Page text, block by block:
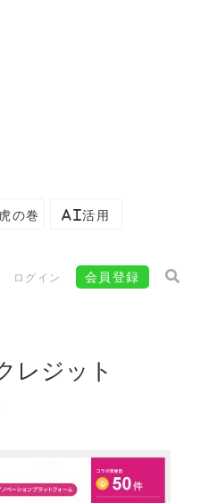
の巻 AI活用
ログイン 会員登録
レジット